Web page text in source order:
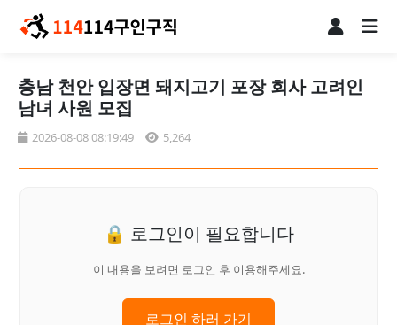
충남 천안 입장면 돼지고기 포장 회사 고려인
남녀 사원 모집
2026-08-08 08:19:49 5,264
🔒 로그인이 필요합니다
이 내용을 보려면 로그인 후 이용해주세요.
로그인 하러 가기